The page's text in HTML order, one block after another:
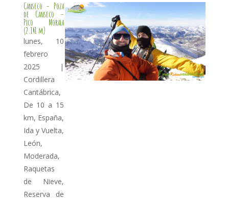
Canseco – Poza
de Canseco –
Pico Morala
(2.141 m)
lunes, 10
febrero
2025 |
Cordillera
Cantábrica,
De 10 a 15
km, España,
Ida y Vuelta,
León,
Moderada,
Raquetas
de Nieve,
Reserva de